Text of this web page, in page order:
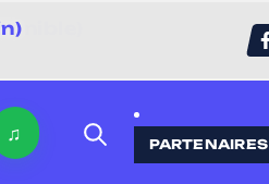
♫ PARTENAIRES